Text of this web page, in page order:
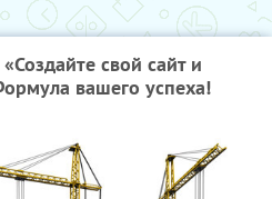
свой сайт и
вашего успеха!